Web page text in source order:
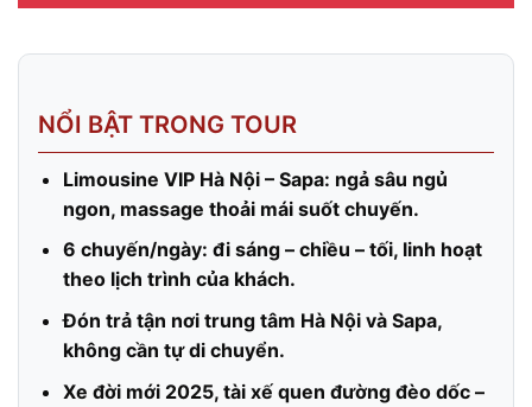
NỔI BẬT TRONG TOUR
Limousine VIP Hà Nội – Sapa: ngả sâu ngủ
ngon, massage thoải mái suốt chuyến.
6 chuyến/ngày: đi sáng – chiều – tối, linh hoạt
theo lịch trình của khách.
Đón trả tận nơi trung tâm Hà Nội và Sapa,
không cần tự di chuyển.
Xe đời mới 2025, tài xế quen đường đèo dốc –